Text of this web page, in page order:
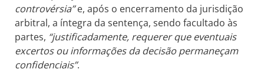
controvérsia”e, após o encerramento da jurisdição
arbitral, a íntegra da sentença, sendo facultado às
partes, “justificadamente, requerer que eventuais
excertos ou informações da decisão permaneçam
confidenciais”.